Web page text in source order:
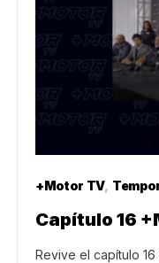
+Motor TV
Capítulo 16
Revive el capítulo